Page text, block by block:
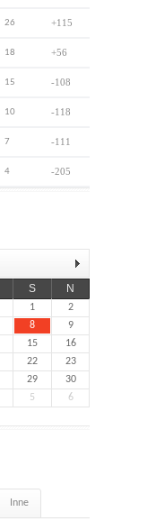
26 +115
18 +56
15 -108
10 -118
7 -111
4 -205
S N
1
2
8
9
15
16
22
23
29
30
5 6
Inne